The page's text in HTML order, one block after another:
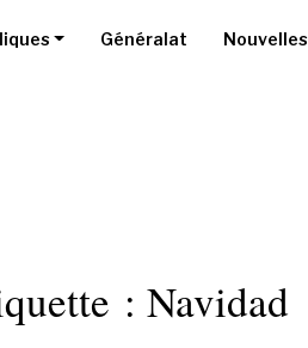
Généralat Nouvelles
: Navidad